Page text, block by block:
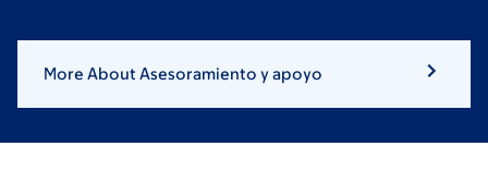
More About Asesoramiento y apoyo